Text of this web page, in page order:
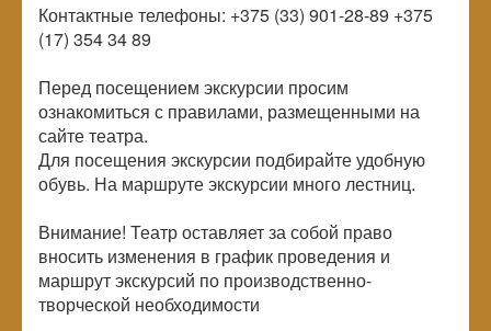
Контактные телефоны: +375 (33) 901-28-89 +375
(17) 354 34 89
Перед посещением экскурсии просим
ознакомиться с правилами, размещенными на
сайте театра.
Для посещения экскурсии подбирайте удобную
обувь. На маршруте экскурсии много лестниц.
Внимание! Театр оставляет за собой право
вносить изменения в график проведения и
маршрут экскурсий по производственно-
творческой необходимости